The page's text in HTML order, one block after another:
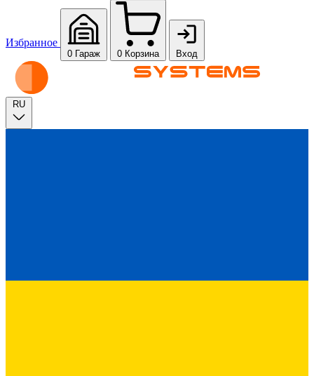
Избранное
0 Гараж 0 Корзина Вход